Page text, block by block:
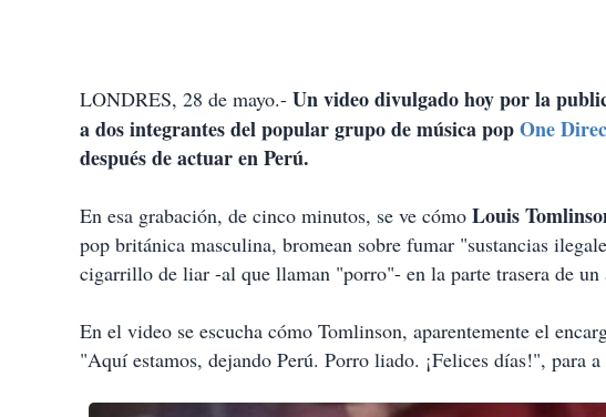
LONDRES, 28 de mayo.- Un video divulgado hoy por la
a dos integrantes del popular grupo de música popOne
después de actuar en Perú.
En esa grabación, de cinco minutos, se ve cómo Louis
pop británica masculina, bromean sobre fumar "sustancias
cigarrillo de liar -al que llaman "porro"- en la parte trasera de
En el video se escucha cómo Tomlinson, aparentemente el
"Aquí estamos, dejando Perú. Porro liado. ¡Felices días!", para